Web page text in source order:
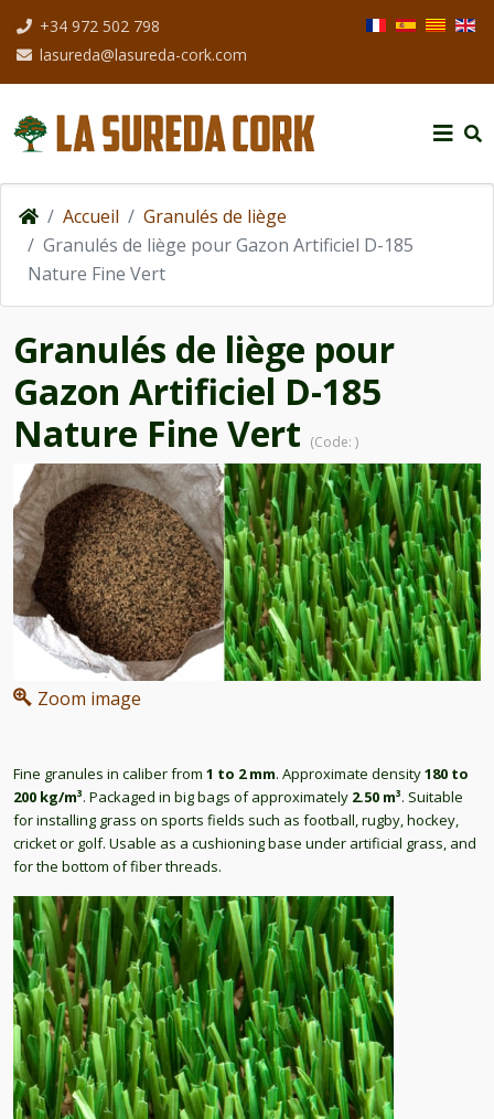
+34 972 502 798
lasureda@lasureda-cork.com
Sélectionnez
Accueil
Granulés de liège
Granulés de liège pour Gazon Artificiel D-185
Nature Fine Vert
Granulés de liège pour
Gazon Artificiel D-185
Nature Fine Vert (Code: )
Zoom image
Fine granules in caliber from 1 to 2 mm. Approximate density180 to
200 kg/m³. Packaged in big bags of approximately 2.50 m³. Suitable
for installing grass on sports fields such as football, rugby, hockey,
cricket or golf. Usable as a cushioning base under artificial grass, and
for the bottom of fiber threads.